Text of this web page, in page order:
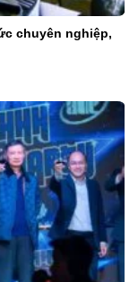
chuyên nghiệp,